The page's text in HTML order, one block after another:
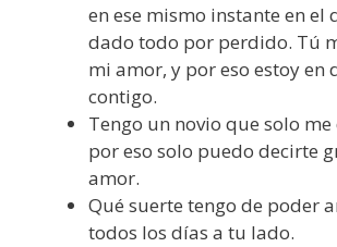
en ese mismo instante en el
dado todo por perdido. Tú
mi amor, y por eso estoy en
contigo.
Tengo un novio que solo
por eso solo puedo decirte
amor.
Qué suerte tengo de poder
todos los días a tu lado.